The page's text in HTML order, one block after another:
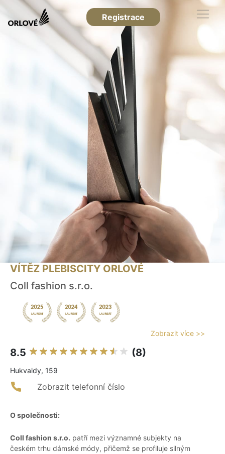
Registrace
VÍTĚZ PLEBISCITY ORLOVÉ
Coll fashion s.r.o.
Zobrazit více >>
8.5 (8)
Hukvaldy, 159
Zobrazit telefonní číslo
O společnosti:
Coll fashion s.r.o. patří mezi významné subjekty na
českém trhu dámské módy, přičemž se profiluje silným